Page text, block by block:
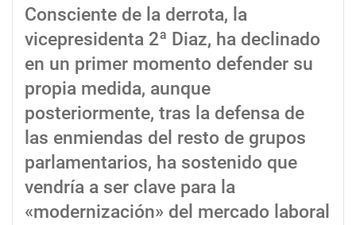
Consciente de la derrota, la
vicepresidenta 2ª Diaz, ha declinado
en un primer momento defender su
propia medida, aunque
posteriormente, tras la defensa de
las enmiendas del resto de grupos
parlamentarios, ha sostenido que
vendría a ser clave para la
«modernización» del mercado laboral